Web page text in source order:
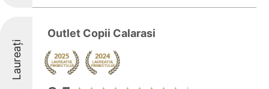
Laureați
Outlet Copii Calarasi